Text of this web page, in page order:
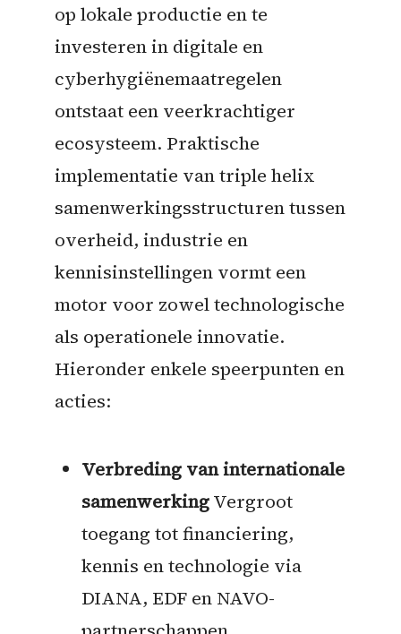
op lokale productie en te
investeren in digitale en
cyberhygiënemaatregelen
ontstaat een veerkrachtiger
ecosysteem. Praktische
implementatie van triple helix
samenwerkingsstructuren tussen
overheid, industrie en
kennisinstellingen vormt een
motor voor zowel technologische
als operationele innovatie.
Hieronder enkele speerpunten en
acties:
Verbreding van internationale
samenwerkingVergroot
toegang tot financiering,
kennis en technologie via
DIANA, EDF en NAVO-